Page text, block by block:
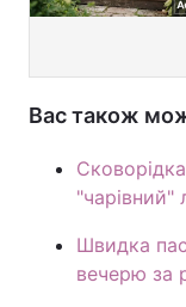
Вас також
"чарівний"
Швидка
вечерю за